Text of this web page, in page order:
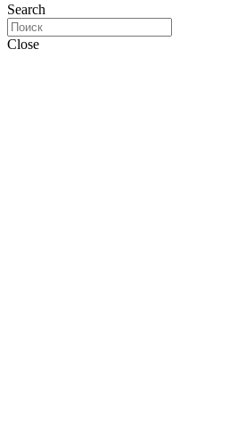
Search
Close